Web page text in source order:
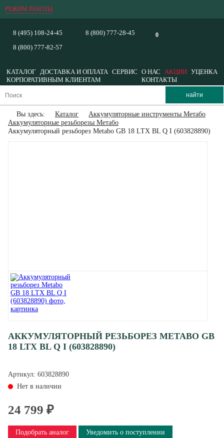
РЕЖИМ РАБОТЫ
0
8 (495) 108-24-45
8 (800) 777-82-57
8 (800) 777-28-45
КАТАЛОГ ДОСТАВКА И ОПЛАТА СЕРВИС О НАС АКЦИИ УЦЕНКА
КОРПОРАТИВНЫМ КЛИЕНТАМ
КОНТАКТЫ
Вы здесь: Каталог
Аккумуляторные инструменты Метабо
Аккумуляторные резьборезы Метабо
Аккумуляторный резьборез Metabo GB 18 LTX BL Q I (603828890)
АККУМУЛЯТОРНЫЙ РЕЗЬБОРЕЗ METABO GB
18 LTX BL Q I (603828890)
Артикул: 603828890
Нет в наличии
24 799 ₽
Подобрать аналог
Уведомить о поступлении